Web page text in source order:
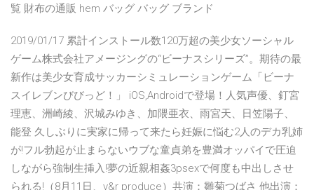
覧 財布の通販 hem バッグ バッグ ブランド
2019/01/17 累計インストール数120万超の美少女ソーシャル
ゲーム株式会社アメージングの“ビーナスシリーズ”。期待の最
新作は美少女育成サッカーシミュレーションゲーム「ビーナ
スイレブンびびっど！」 iOS,Androidで登場！人気声優、釘宮
理恵、洲崎綾、沢城みゆき、加隈亜衣、雨宮天、日笠陽子、
能登 久しぶりに実家に帰って来たら妊娠に悩む2人のデカ乳姉
が!フル勃起が止まらないウブな童貞弟を豊満オッパイで圧迫
しながら強制生挿入!夢の近親相姦3psexで何度も中出しさせ
られる!（8月11日、v&r produce）共演：雛菊つばさ 他出演：